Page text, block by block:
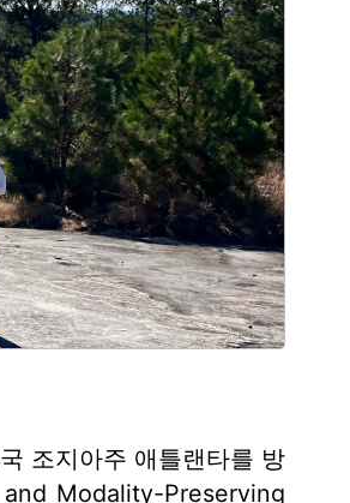
조지아주 애틀랜타를 방
Modality-Preserving